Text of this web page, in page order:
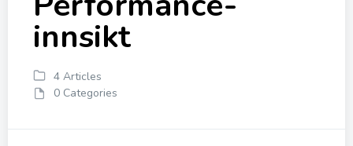
innsikt
4 Articles
0 Categories